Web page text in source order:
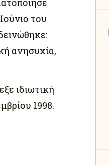
του
ανησυχία,
ιδιωτική
1998.